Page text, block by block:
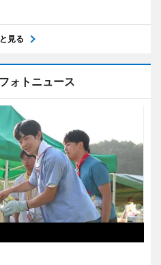
見る
ォトニュース